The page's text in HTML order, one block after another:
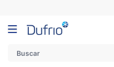
Pular para o conteúdo